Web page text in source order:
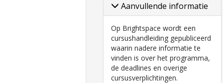
Aanvullende informatie
Op Brightspace wordt een
cursushandleiding gepubliceerd
waarin nadere informatie te
vinden is over het programma,
de deadlines en overige
cursusverplichtingen.